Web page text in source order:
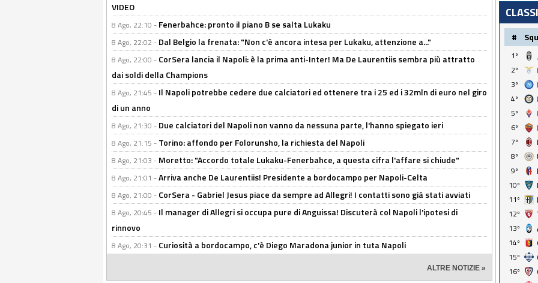
VIDEO
8 Ago, 22:10 - Fenerbahce: pronto il piano B se salta Lukaku
8 Ago, 22:02 - Dal Belgio la frenata: "Non c'è ancora intesa per Lukaku, attenzione a..."
8 Ago, 22:00 - CorSera lancia il Napoli: è la prima anti-Inter! Ma De Laurentiis sembra più attratto
dai soldi della Champions
8 Ago, 21:45 - Il Napoli potrebbe cedere due calciatori ed ottenere tra i 25 ed i 32mln di euro nel giro
di un anno
8 Ago, 21:30 - Due calciatori del Napoli non vanno da nessuna parte, l'hanno spiegato ieri
8 Ago, 21:15 - Torino: affondo per Folorunsho, la richiesta del Napoli
8 Ago, 21:03 - Moretto: "Accordo totale Lukaku-Fenerbahce, a questa cifra l'affare si chiude"
8 Ago, 21:01 -Arriva anche De Laurentiis! Presidente a bordocampo per Napoli-Celta
8 Ago, 21:00 - CorSera - Gabriel Jesus piace da sempre ad Allegri! I contatti sono già stati avviati
8 Ago, 20:45 - Il manager di Allegri si occupa pure di Anguissa! Discuterà col Napoli l'ipotesi di
rinnovo
8 Ago, 20:31 - Curiosità a bordocampo, c'è Diego Maradona junior in tuta Napoli
ALTRE NOTIZIE »
#
1º
2º
3º
4º
5º
6º
7º
8º
9º
10º
11º
12º
13º
14º
15º
16º